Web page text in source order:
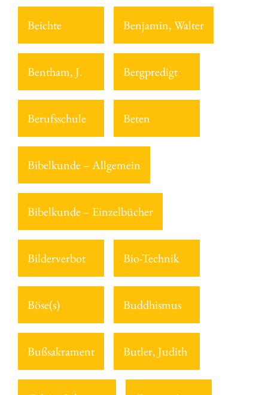
Beichte Benjamin, Walter
Bentham, J. Bergpredigt
Berufsschule Beten
Bibelkunde – Allgemein
Bibelkunde – Einzelbücher
Bilderverbot Bio-Technik
Böse(s) Buddhismus
Bußsakrament Butler, Judith